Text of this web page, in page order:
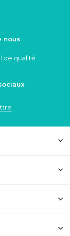
nous
de qualité